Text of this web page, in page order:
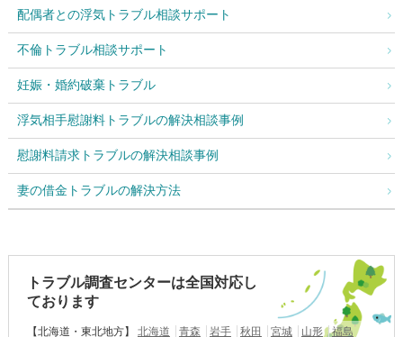
配偶者との浮気トラブル相談サポート
不倫トラブル相談サポート
妊娠・婚約破棄トラブル
浮気相手慰謝料トラブルの解決相談事例
慰謝料請求トラブルの解決相談事例
妻の借金トラブルの解決方法
トラブル調査センターは全国対応し
ております
【北海道・東北地方】 北海道 青森 岩手 秋田 宮城 山形
福島